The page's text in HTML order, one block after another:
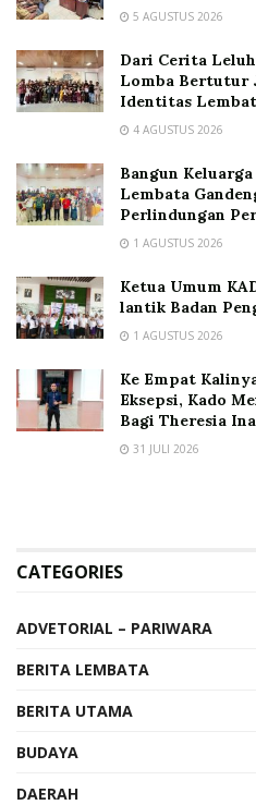
5 AGUSTUS 2026
Dari Cerita
Lomba Bertutur
Identitas
4 AGUSTUS 2026
Bangun
Lembata
Perlindungan
1 AGUSTUS 2026
Ketua Umum
lantik Badan
1 AGUSTUS 2026
Ke Empat
Eksepsi, Kado
Bagi Theresia
31 JULI 2026
CATEGORIES
ADVETORIAL – PARIWARA
BERITA LEMBATA
BERITA UTAMA
BUDAYA
DAERAH